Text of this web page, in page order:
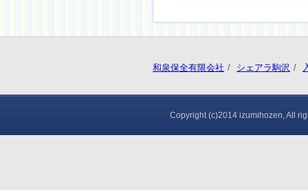
和泉保全有限会社 シェアラ駒沢
Copyright (c)2014 izumihozen, All